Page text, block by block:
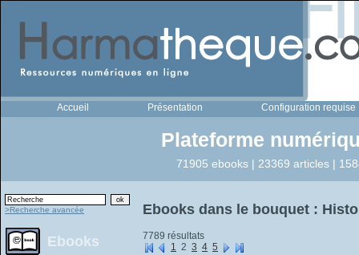
Accueil Présentation Configuration requise
Plateforme
71905 ebooks | 23369 articles |
>Recherche avancée
Ebooks
Ebooks dans le bouquet :
7789 résultats
1 2 3 4 5